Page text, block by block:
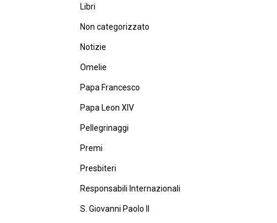
Libri
Non categorizzato
Notizie
Omelie
Papa Francesco
Papa Leon XIV
Pellegrinaggi
Premi
Presbiteri
Responsabili Internazionali
S. Giovanni Paolo II